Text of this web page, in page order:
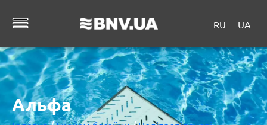
RU UA
Альфа